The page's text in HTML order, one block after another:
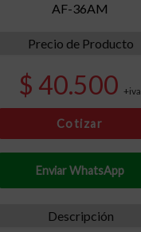
AF-36AM
Precio de Producto
$ 40.500 +iva
Cotizar
Enviar WhatsApp
Descripción